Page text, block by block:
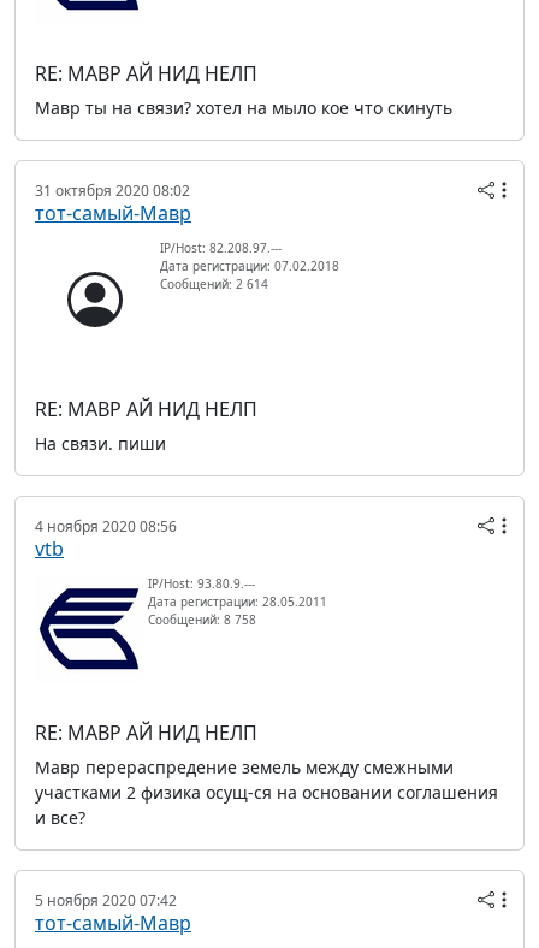
RE: МАВР АЙ НИД НЕЛП
Мавр ты на связи? хотел на мыло кое что скинуть
31 октября 2020 08:02
тот-самый-Мавр
IP/Host: 82.208.97.---
Дата регистрации: 07.02.2018
Сообщений: 2 614
RE: МАВР АЙ НИД НЕЛП
На связи. пиши
4 ноября 2020 08:56
vtb
IP/Host: 93.80.9.---
Дата регистрации: 28.05.2011
Сообщений: 8 758
RE: МАВР АЙ НИД НЕЛП
Мавр перераспредение земель между смежными
участками 2 физика осущ-ся на основании соглашения
и все?
5 ноября 2020 07:42
тот-самый-Мавр